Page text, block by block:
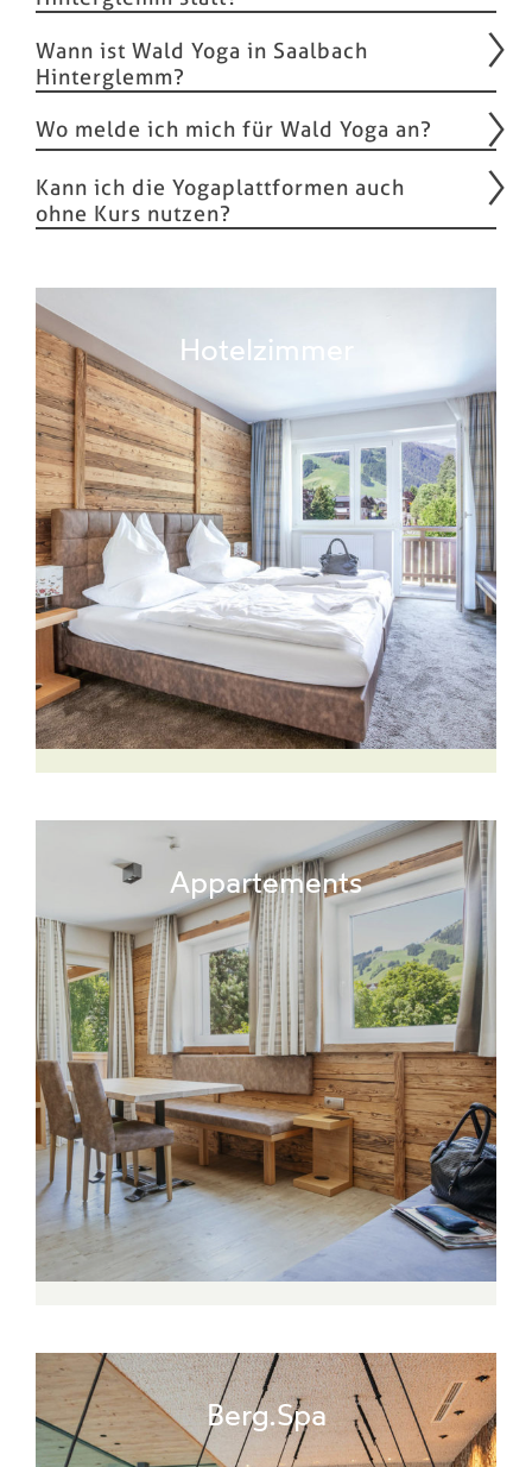
Wann ist Wald Yoga in Saalbach
Hinterglemm?
Wo melde ich mich für Wald Yoga an?
Kann ich die Yogaplattformen auch
ohne Kurs nutzen?
Hotelzimmer
Appartements
Berg.Spa